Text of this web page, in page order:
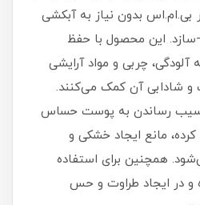
بی.ام.اس بدون نیاز به آبکشی
این محصول با حفظ
چربی‌ و مواد آرایشی
و شادابی آن کمک می‌کنند.
رساندن به پوست حساس
مانع ایجاد خشکی و
همچنین برای استفاده
و در ایجاد طراوت و حس